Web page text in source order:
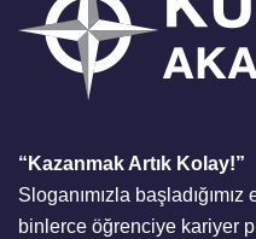
“Kazanmak Artık Kolay!”
Sloganımızla
binlerce öğrenciye kariyer